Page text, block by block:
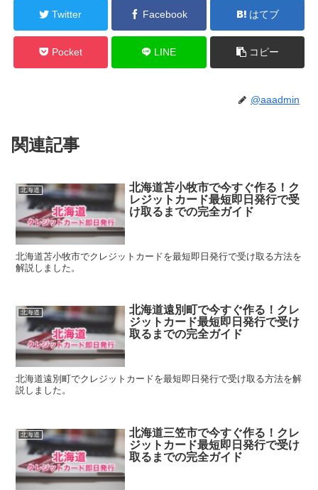
Twitter Facebook はてブ
Pocket LINE コピー
@aaadmin
関連記事
北海道
北海道苫小牧市で今すぐ作る！ク
レジットカード最短即日発行で受
け取るまでの完全ガイド
北海道苫小牧市でクレジットカードを最短即日発行で受け取る方法を
解説しました。
北海道
北海道遠別町で今すぐ作る！クレ
ジットカード最短即日発行で受け
取るまでの完全ガイド
北海道遠別町でクレジットカードを最短即日発行で受け取る方法を解
説しました。
北海道
北海道三笠市で今すぐ作る！クレ
ジットカード最短即日発行で受け
取るまでの完全ガイド